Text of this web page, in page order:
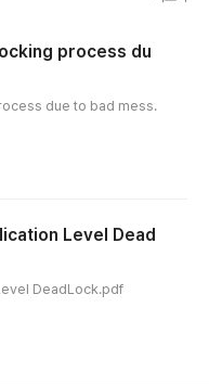
process du
due to bad mess.
Level Dead
DeadLock.pdf